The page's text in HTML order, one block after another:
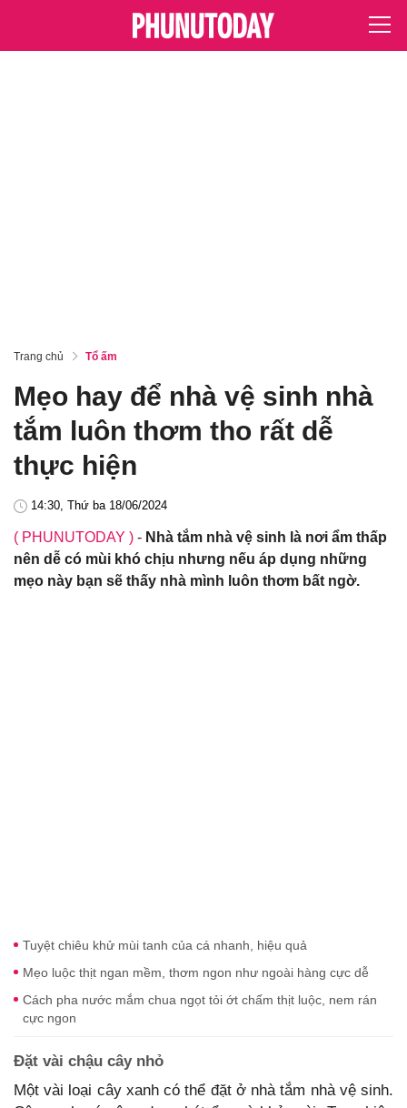
Trang chủ Tổ ấm
Mẹo hay để nhà vệ sinh nhà
tắm luôn thơm tho rất dễ
thực hiện
14:30, Thứ ba 18/06/2024
( PHUNUTODAY ) - Nhà tắm nhà vệ sinh là nơi ẩm thấp
nên dễ có mùi khó chịu nhưng nếu áp dụng những
mẹo này bạn sẽ thấy nhà mình luôn thơm bất ngờ.
Tuyệt chiêu khử mùi tanh của cá nhanh, hiệu quả
Mẹo luộc thịt ngan mềm, thơm ngon như ngoài hàng cực dễ
Cách pha nước mắm chua ngọt tỏi ớt chấm thịt luộc, nem rán
cực ngon
Đặt vài chậu cây nhỏ
Một vài loại cây xanh có thể đặt ở nhà tắm nhà vệ sinh.